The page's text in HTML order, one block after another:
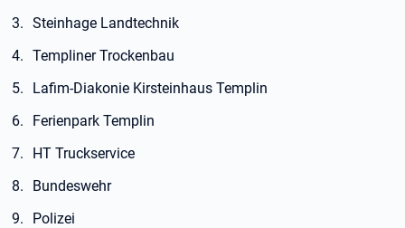
Steinhage Landtechnik
Templiner Trockenbau
Lafim-Diakonie Kirsteinhaus Templin
Ferienpark Templin
HT Truckservice
Bundeswehr
Polizei